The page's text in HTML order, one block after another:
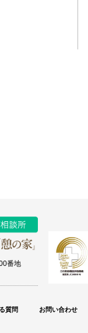
番地
質問 お問い合わせ